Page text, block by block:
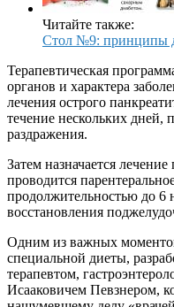
Читайте также:
Стол №9: принципы
Терапевтическая
органов и характера
лечения острого
течение нескольких дней,
раздражения.
Затем назначается
проводится
продолжительностью до 6
восстановления
Одним из важных
специальной диеты,
терапевтом,
Исааковичем Певзнером,